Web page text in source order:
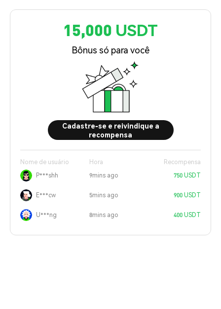
15,000 USDT
Bônus só para você
Cadastre-se e reivindique a
recompensa
Nome de usuário Hora
Recompensa
P***shh
9mins ago 750 USDT
E***cw 5mins ago 900 USDT
U***ng 8mins ago 400 USDT